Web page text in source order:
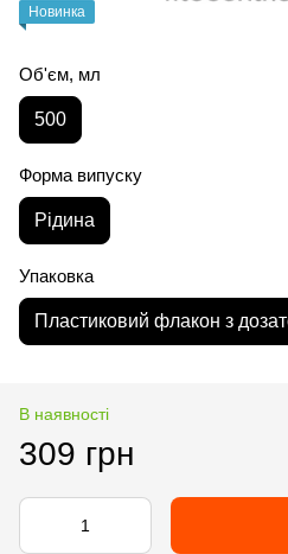
Новинка
Об'єм, мл
500
Форма випуску
Рідина
Упаковка
Пластиковий флакон з
В наявності
309 грн